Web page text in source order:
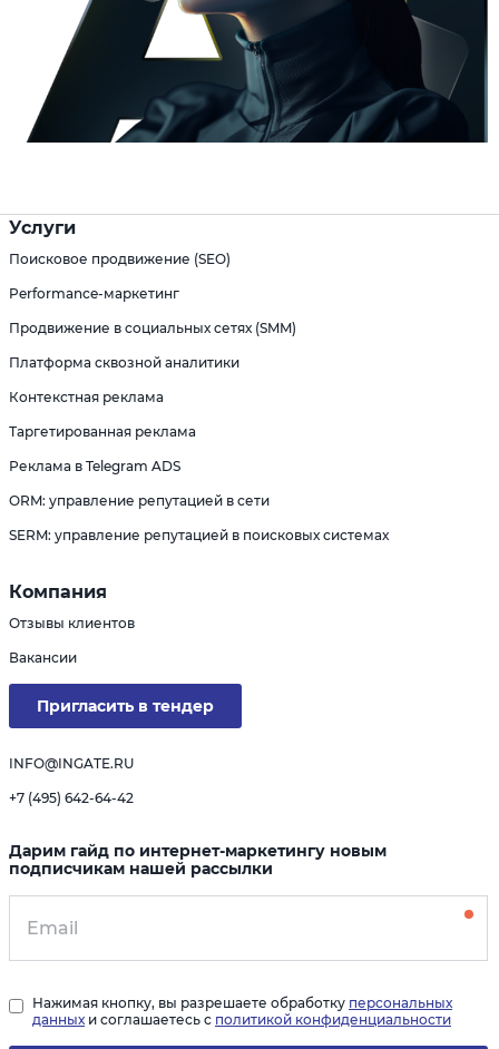
Услуги
Поисковое продвижение (SEO)
Performance-маркетинг
Продвижение в социальных сетях (SMM)
Платформа сквозной аналитики
Контекстная реклама
Таргетированная реклама
Реклама в Telegram ADS
ORM: управление репутацией в сети
SERM: управление репутацией в поисковых системах
Компания
Отзывы клиентов
Вакансии
Пригласить в тендер
INFO@INGATE.RU
+7 (495) 642-64-42
Дарим гайд по интернет-маркетингу новым
подписчикам нашей рассылки
Нажимая кнопку, вы разрешаете обработку персональных
данных и соглашаетесь с политикой конфиденциальности